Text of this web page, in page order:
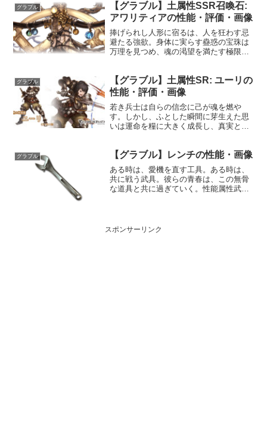
杖20HP攻撃力MAXLv204156075奥義ピア
シングライ...
グラブル
【グラブル】土属性SSR召喚石:
アワリティアの性能・評価・画像
捧げられし人形に宿るは、人を狂わす忌
避たる強欲。身体に実らす蠱惑の宝珠は
万理を見つめ、魂の渇望を満たす極限の
敵全体に土属性ダメージ(特大)敵全体の攻
撃15%DO...
グラブル
【グラブル】土属性SR: ユーリの
性能・評価・画像
若き兵士は自らの信念に己が魂を燃や
す。しかし、ふとした瞬間に芽生えた思
いは運命を糧に大きく成長し、真実との
165cm種族：ヒューマン趣味：訓練、読
書（騎士道物語が多い）...
グラブル 【グラブル】レンチの性能・画像
ある時は、愛機を直す工具。ある時は、
共に戦う武具。彼らの青春は、この無骨
な道具と共に過ぎていく。性能属性武器
1,685,00...
スポンサーリンク